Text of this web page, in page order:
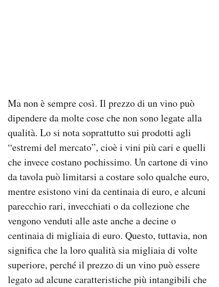
Ma non è sempre così. Il prezzo di un vino può
dipendere da molte cose che non sono legate alla
qualità. Lo si nota soprattutto sui prodotti agli
“estremi del mercato”, cioè i vini più cari e quelli
che invece costano pochissimo. Un cartone di vino
da tavola può limitarsi a costare solo qualche euro,
mentre esistono vini da centinaia di euro, e alcuni
parecchio rari, invecchiati o da collezione che
vengono venduti alle aste anche a decine o
centinaia di migliaia di euro. Questo, tuttavia, non
significa che la loro qualità sia migliaia di volte
superiore, perché il prezzo di un vino può essere
legato ad alcune caratteristiche più intangibili che